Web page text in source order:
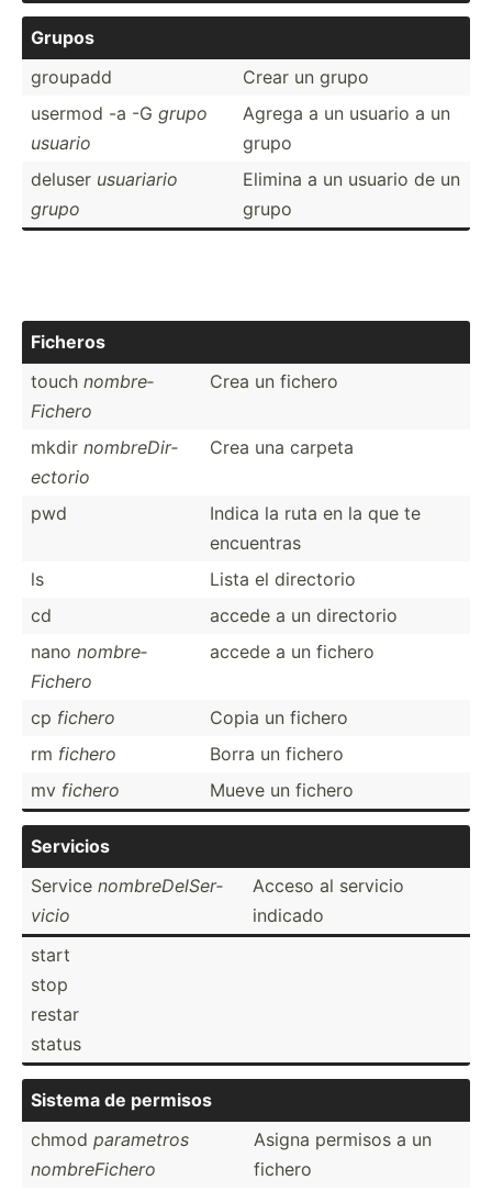
Grupos
groupadd
Crear un grupo
usermod -a -G grupo
usuario
Agrega a un usuario a un
grupo
deluser usuariario
grupo
Elimina a un usuario de un
grupo
Ficheros
touch nombre­
Fichero
Crea un fichero
mkdir nombre­Dir­
ectorio
Crea una carpeta
pwd
Indica la ruta en la que te
encuentras
ls
Lista el directorio
cd
accede a un directorio
nano nombre­
Fichero
accede a un fichero
cp fichero
Copia un fichero
rm fichero
Borra un fichero
mv fichero Mueve un fichero
Servicios
Service nombre­Del­Ser­
vicio
Acceso al servicio
indicado
start
stop
restar
status
Sistema de permisos
chmod parametros
nombre­Fichero
Asigna permisos a un
fichero